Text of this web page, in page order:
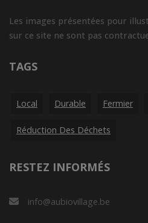
Les images présentées pour
sur ce site ne sont pas
TAGS
Local Durable Fermier
Réduction Des Déchets
RESTEZ INFORMÉS
info@aubiovillage.be